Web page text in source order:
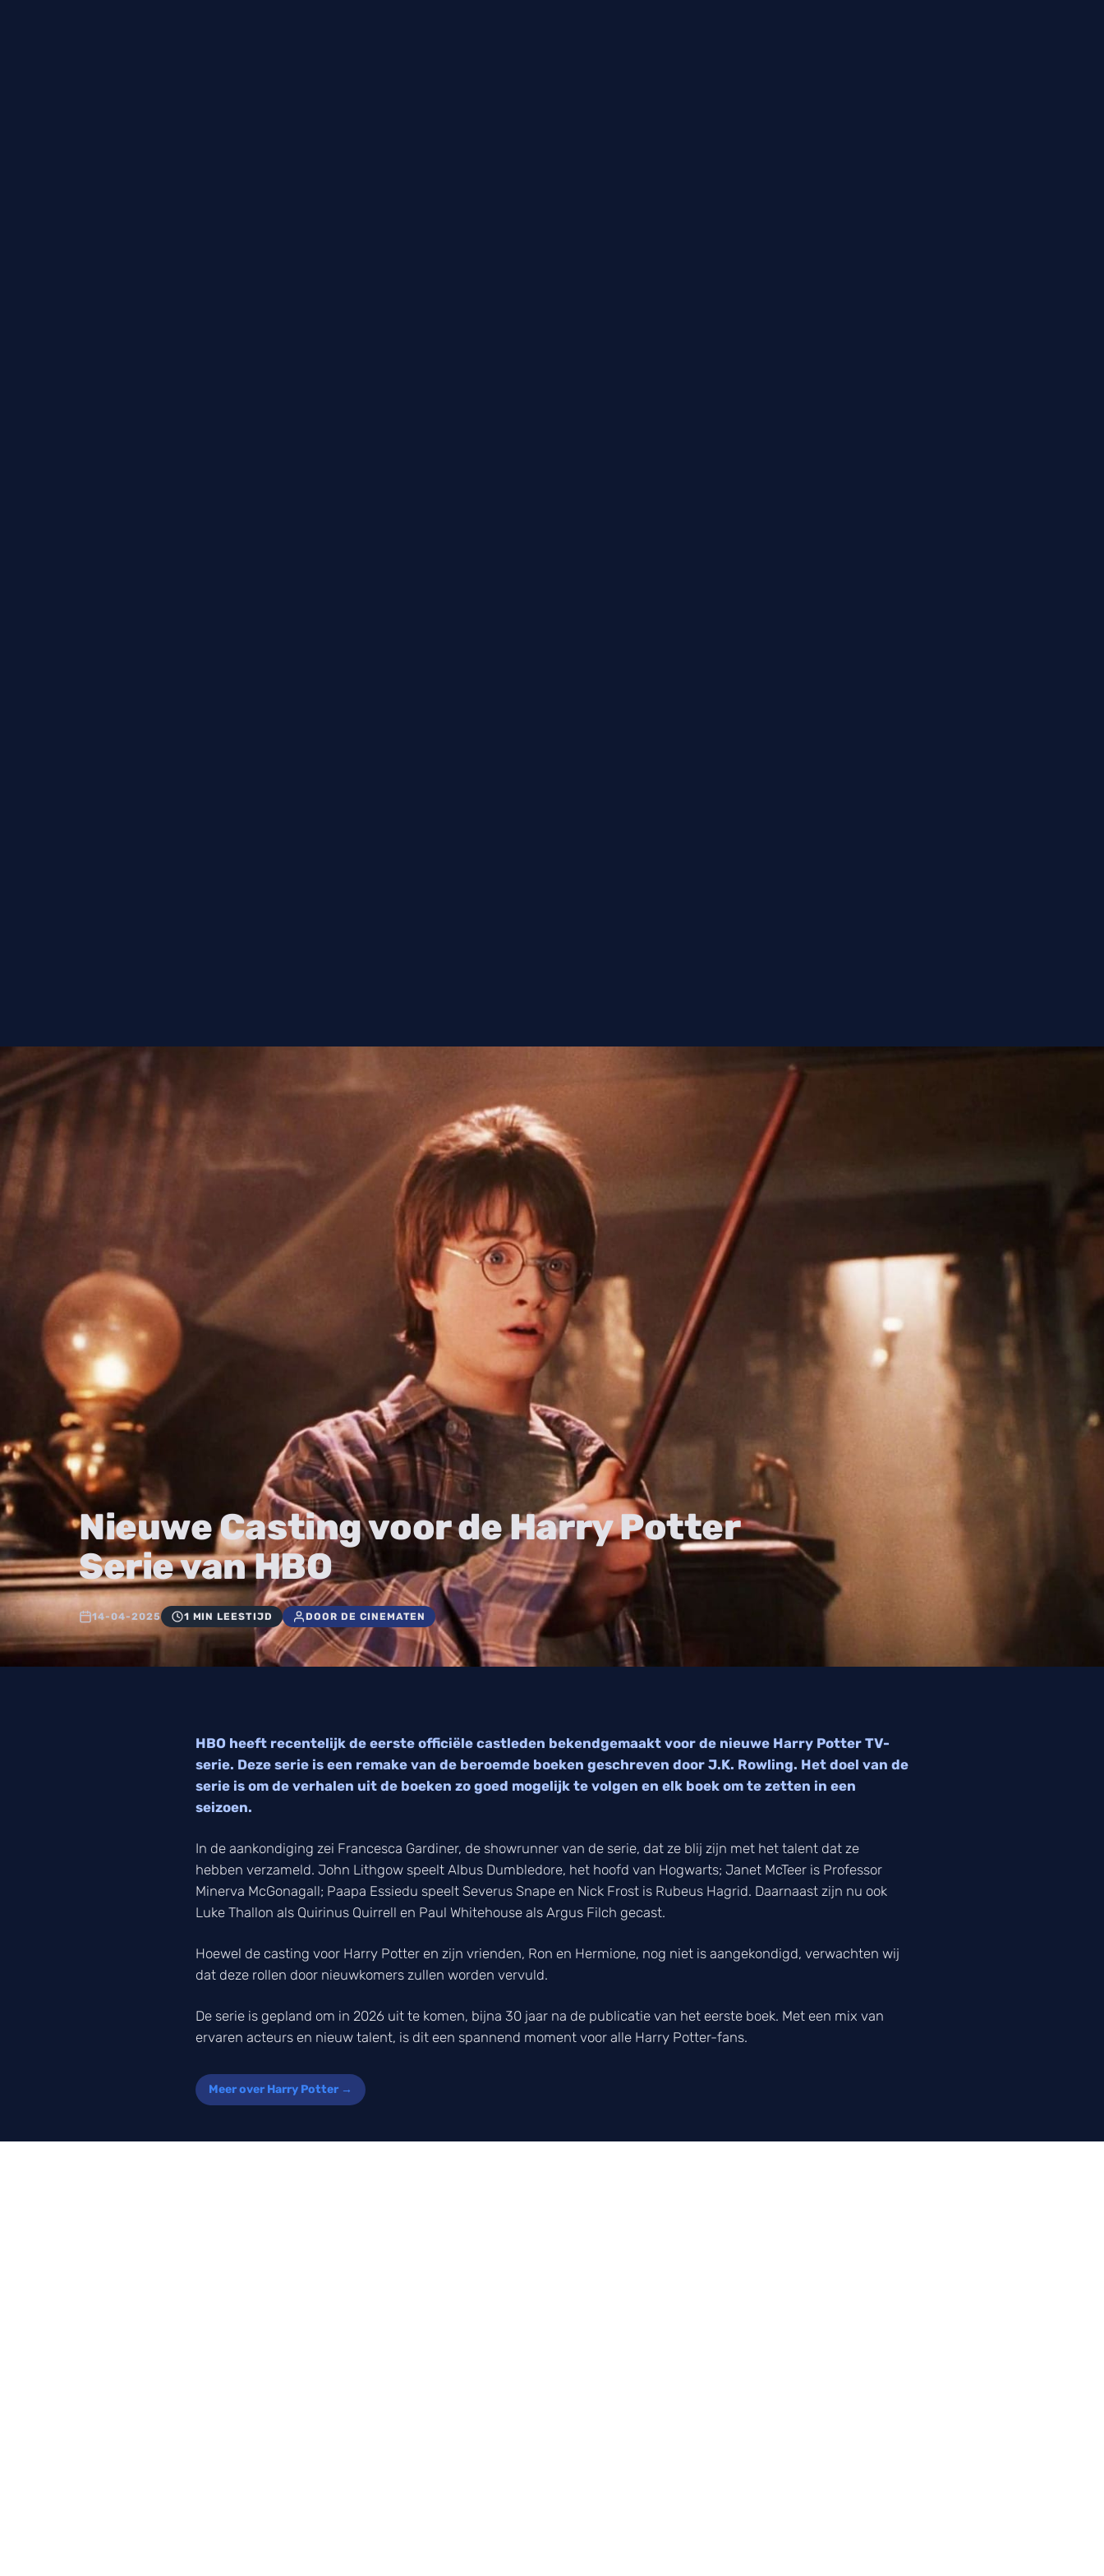
Nieuwe Casting voor de Harry Potter
Serie van HBO
14-04-2025 1 MIN LEESTIJD DOOR DE CINEMATEN
HBO heeft recentelijk de eerste officiële castleden bekendgemaakt voor de nieuwe Harry Potter TV-
serie. Deze serie is een remake van de beroemde boeken geschreven door J.K. Rowling. Het doel van de
serie is om de verhalen uit de boeken zo goed mogelijk te volgen en elk boek om te zetten in een
seizoen.
In de aankondiging zei Francesca Gardiner, de showrunner van de serie, dat ze blij zijn met het talent dat ze
hebben verzameld. John Lithgow speelt Albus Dumbledore, het hoofd van Hogwarts; Janet McTeer is Professor
Minerva McGonagall; Paapa Essiedu speelt Severus Snape en Nick Frost is Rubeus Hagrid. Daarnaast zijn nu ook
Luke Thallon als Quirinus Quirrell en Paul Whitehouse als Argus Filch gecast.
Hoewel de casting voor Harry Potter en zijn vrienden, Ron en Hermione, nog niet is aangekondigd, verwachten wij
dat deze rollen door nieuwkomers zullen worden vervuld.
De serie is gepland om in 2026 uit te komen, bijna 30 jaar na de publicatie van het eerste boek. Met een mix van
ervaren acteurs en nieuw talent, is dit een spannend moment voor alle Harry Potter-fans.
Meer over Harry Potter →